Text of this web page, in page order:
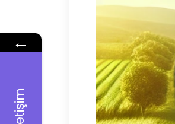
←
İletişim